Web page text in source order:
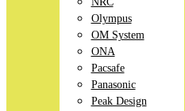
Olympus
OM System
ONA
Pacsafe
Panasonic
Peak Design